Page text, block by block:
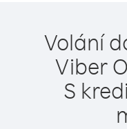
Volání
Viber
S